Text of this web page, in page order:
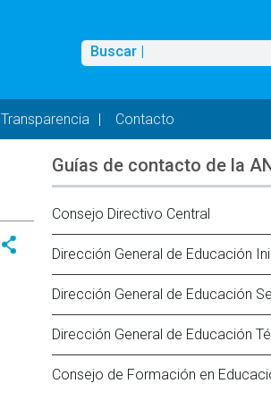
Buscar
Buscar |
Transparencia Contacto
Guías de contacto de la
Consejo Directivo Central
Dirección General de Educación
Dirección General de Educación
Dirección General de Educación
Consejo de Formación en